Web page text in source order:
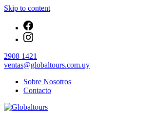
Skip to content
2908 1421
ventas@globaltours.com.uy
Sobre Nosotros
Contacto